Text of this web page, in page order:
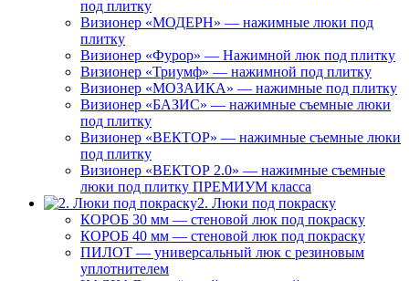
под плитку
Визионер «МОДЕРН» — нажимные люки под
плитку
Визионер «Фурор» — Нажимной люк под плитку
Визионер «Триумф» — нажимной под плитку
Визионер «МОЗАИКА» — нажимные под плитку
Визионер «БАЗИС» — нажимные съемные люки
под плитку
Визионер «ВЕКТОР» — нажимные съемные люки
под плитку
Визионер «ВЕКТОР 2.0» — нажимные съемные
люки под плитку ПРЕМИУМ класса
2. Люки под покраску
КОРОБ 30 мм — стеновой люк под покраску
КОРОБ 40 мм — стеновой люк под покраску
ПИЛОТ — универсальный люк с резиновым
уплотнителем